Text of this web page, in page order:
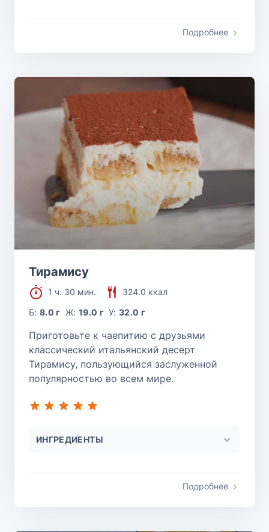
Подробнее
Тирамису
1 ч. 30 мин.
324.0 ккал
Б:8.0 г Ж: 19.0 г У:32.0 г
Приготовьте к чаепитию с друзьями
классический итальянский десерт
Тирамису, пользующийся заслуженной
популярностью во всем мире.
ИНГРЕДИЕНТЫ
Подробнее